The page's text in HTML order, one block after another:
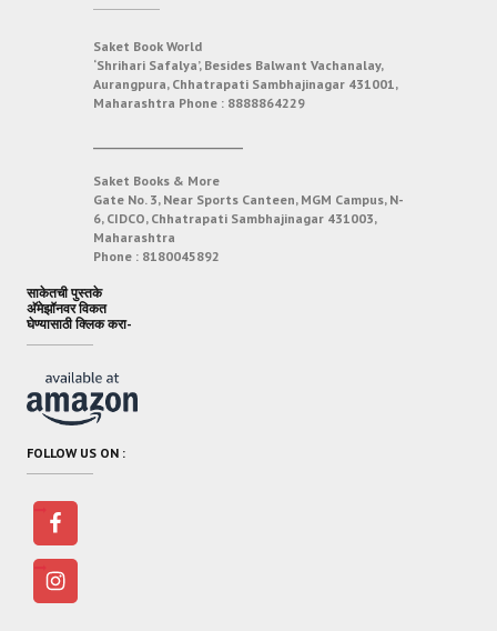
Saket Book World
‘Shrihari Safalya’, Besides Balwant Vachanalay,
Aurangpura, Chhatrapati Sambhajinagar 431001,
Maharashtra Phone : 8888864229
Saket Books & More
Gate No. 3, Near Sports Canteen, MGM Campus, N-
6, CIDCO, Chhatrapati Sambhajinagar 431003,
Maharashtra
Phone : 8180045892
साकेतची पुस्तके
अ‍ॅमेझॉनवर विकत
घेण्यासाठी क्लिक करा-
FOLLOW US ON :